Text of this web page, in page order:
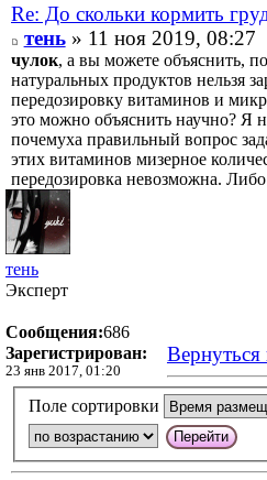
Re: До скольки кормить
тень» 11 ноя 2019, 08:27
чулок, а вы можете объяснить,
натуральных продуктов нельзя
передозировку витаминов и
это можно объяснить научно? Я
почемуха правильный вопрос
этих витаминов мизерное
передозировка невозможна.
тень
Эксперт
Сообщения:686
Зарегистрирован:
23 янв 2017, 01:20
Вернуться
Поле сортировки